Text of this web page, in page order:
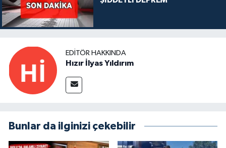
EDITÖR HAKKINDA
Hızır İlyas Yıldırım
Bunlar da ilginizi çekebilir